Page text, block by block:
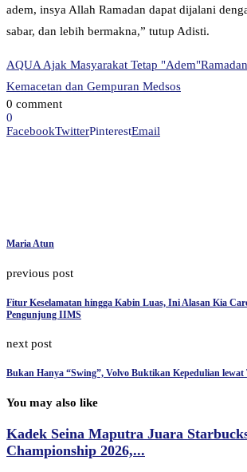
adem, insya Allah Ramadan dapat dijalani
sabar, dan lebih bermakna,” tutup Adisti.
AQUA Ajak Masyarakat Tetap "Adem"
Kemacetan dan Gempuran Medsos
0 comment
0
FacebookTwitterPinterestEmail
Maria Atun
previous post
Fitur Keselamatan hingga Kabin Luas, Ini Alasan Kia
Pengunjung IIMS
next post
Bukan Hanya “Swing”, Volvo Buktikan Kepedulian
You may also like
Kadek Seina Maputra Juara
Championship 2026,...